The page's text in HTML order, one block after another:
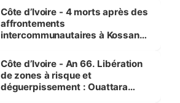
générations futures »
Côte d’Ivoire - 4 morts après des
affrontements
intercommunautaires à Kossandji
milieu des sinistrés
Côte d’Ivoire - An 66. Libération
de zones à risque et
déguerpissement : Ouattara